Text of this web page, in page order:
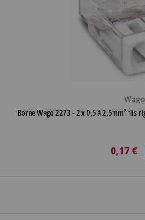
Wago
Borne Wago 2273 - 2 x 0,5 à 2,5mm² fils
0,17 €